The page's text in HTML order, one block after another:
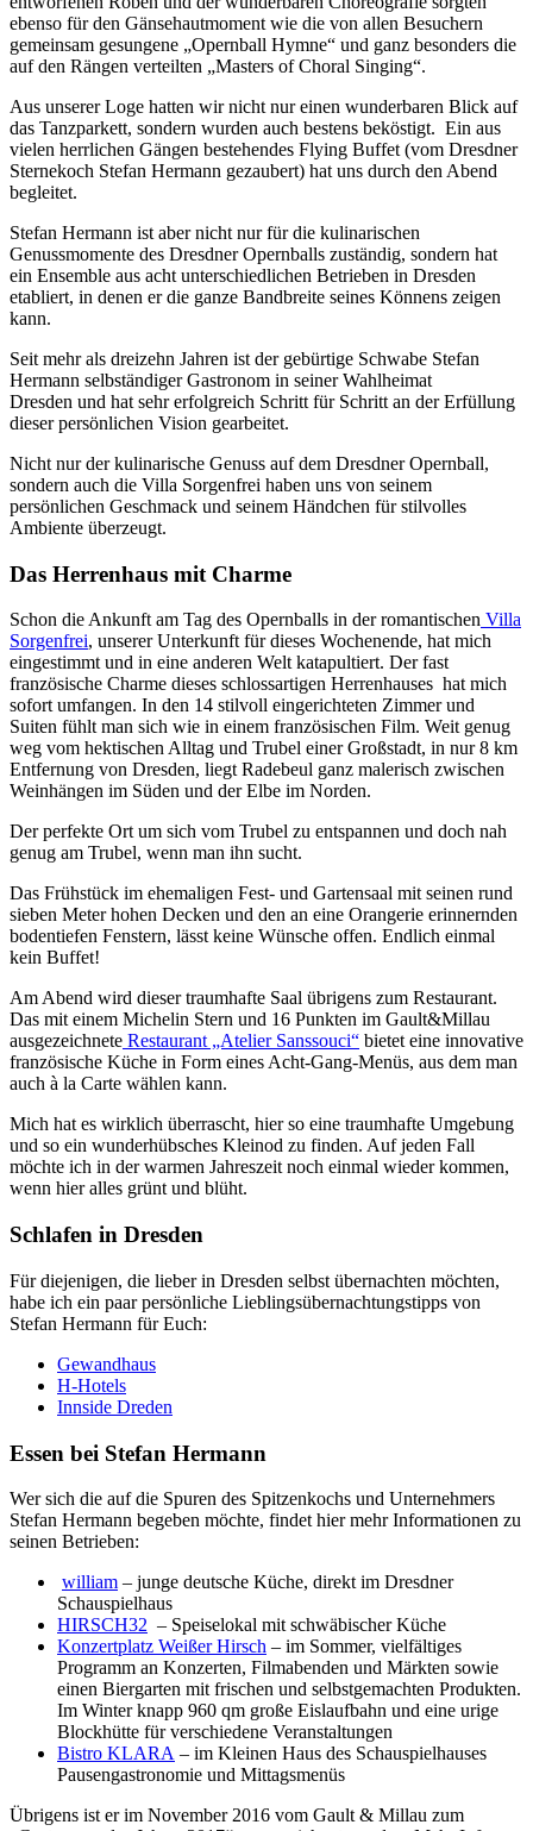
ebenso für den Gänsehautmoment wie die von allen Besuchern
gemeinsam gesungene „Opernball Hymne“ und ganz besonders die
auf den Rängen verteilten „Masters of Choral Singing“.
Aus unserer Loge hatten wir nicht nur einen wunderbaren Blick auf
das Tanzparkett, sondern wurden auch bestens beköstigt. Ein aus
vielen herrlichen Gängen bestehendes Flying Buffet (vom Dresdner
Sternekoch Stefan Hermann gezaubert) hat uns durch den Abend
begleitet.
Stefan Hermann ist aber nicht nur für die kulinarischen
Genussmomente des Dresdner Opernballs zuständig, sondern hat
ein Ensemble aus acht unterschiedlichen Betrieben in Dresden
etabliert, in denen er die ganze Bandbreite seines Könnens zeigen
kann.
Seit mehr als dreizehn Jahren ist der gebürtige Schwabe Stefan
Hermann selbständiger Gastronom in seiner Wahlheimat
Dresden und hat sehr erfolgreich Schritt für Schritt an der Erfüllung
dieser persönlichen Vision gearbeitet.
Nicht nur der kulinarische Genuss auf dem Dresdner Opernball,
sondern auch die Villa Sorgenfrei haben uns von seinem
persönlichen Geschmack und seinem Händchen für stilvolles
Ambiente überzeugt.
Das Herrenhaus mit Charme
Schon die Ankunft am Tag des Opernballs in der romantischen Villa
Sorgenfrei, unserer Unterkunft für dieses Wochenende, hat mich
eingestimmt und in eine anderen Welt katapultiert. Der fast
französische Charme dieses schlossartigen Herrenhauses hat mich
sofort umfangen. In den 14 stilvoll eingerichteten Zimmer und
Suiten fühlt man sich wie in einem französischen Film. Weit genug
weg vom hektischen Alltag und Trubel einer Großstadt, in nur 8 km
Entfernung von Dresden, liegt Radebeul ganz malerisch zwischen
Weinhängen im Süden und der Elbe im Norden.
Der perfekte Ort um sich vom Trubel zu entspannen und doch nah
genug am Trubel, wenn man ihn sucht.
Das Frühstück im ehemaligen Fest- und Gartensaal mit seinen rund
sieben Meter hohen Decken und den an eine Orangerie erinnernden
bodentiefen Fenstern, lässt keine Wünsche offen. Endlich einmal
kein Buffet!
Am Abend wird dieser traumhafte Saal übrigens zum Restaurant.
Das mit einem Michelin Stern und 16 Punkten im Gault&Millau
ausgezeichnete Restaurant „Atelier Sanssouci“ bietet eine innovative
französische Küche in Form eines Acht-Gang-Menüs, aus dem man
auch à la Carte wählen kann.
Mich hat es wirklich überrascht, hier so eine traumhafte Umgebung
und so ein wunderhübsches Kleinod zu finden. Auf jeden Fall
möchte ich in der warmen Jahreszeit noch einmal wieder kommen,
wenn hier alles grünt und blüht.
Schlafen in Dresden
Für diejenigen, die lieber in Dresden selbst übernachten möchten,
habe ich ein paar persönliche Lieblingsübernachtungstipps von
Stefan Hermann für Euch:
Gewandhaus
H-Hotels
Innside Dreden
Essen bei Stefan Hermann
Wer sich die auf die Spuren des Spitzenkochs und Unternehmers
Stefan Hermann begeben möchte, findet hier mehr Informationen zu
seinen Betrieben:
william – junge deutsche Küche, direkt im Dresdner
Schauspielhaus
HIRSCH32 – Speiselokal mit schwäbischer Küche
Konzertplatz Weißer Hirsch – im Sommer, vielfältiges
Programm an Konzerten, Filmabenden und Märkten sowie
einen Biergarten mit frischen und selbstgemachten Produkten.
Im Winter knapp 960 qm große Eislaufbahn und eine urige
Blockhütte für verschiedene Veranstaltungen
Bistro KLARA – im Kleinen Haus des Schauspielhauses
Pausengastronomie und Mittagsmenüs
Übrigens ist er im November 2016 vom Gault & Millau zum